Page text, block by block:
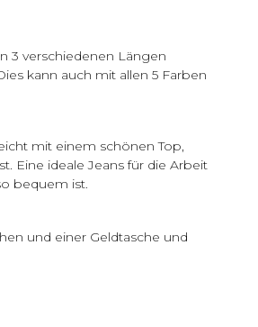
3 verschiedenen Längen
kann auch mit allen 5 Farben
mit einem schönen Top,
Eine ideale Jeans für die Arbeit
bequem ist.
und einer Geldtasche und